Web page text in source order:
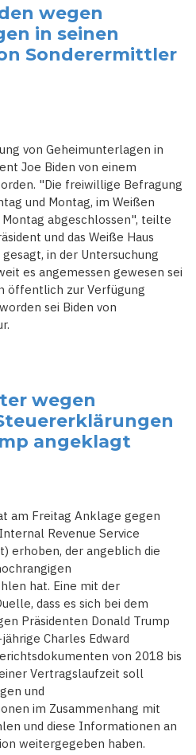
wegen
in seinen
Sonderermittler
von Geheimunterlagen in
Joe Biden von einem
"Die freiwillige Befragung
und Montag, im Weißen
abgeschlossen", teilte
und das Weiße Haus
in der Untersuchung
es angemessen gewesen sei
öffentlich zur Verfügung
sei Biden von
wegen
angeklagt
am Freitag Anklage gegen
Revenue Service
erhoben, der angeblich die
hat. Eine mit der
dass es sich bei dem
Präsidenten Donald Trump
Charles Edward
von 2018 bis
Vertragslaufzeit soll
und
im Zusammenhang mit
und diese Informationen an
weitergegeben haben.